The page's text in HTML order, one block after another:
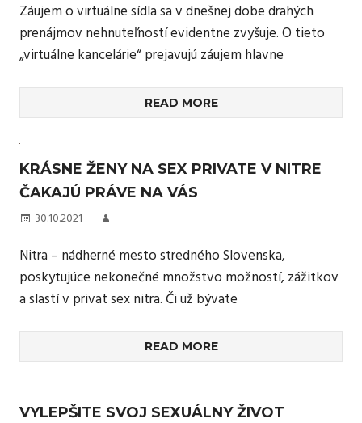
Záujem o virtuálne sídla sa v dnešnej dobe drahých
prenájmov nehnuteľností evidentne zvyšuje. O tieto
„virtuálne kancelárie“ prejavujú záujem hlavne
READ MORE
KRÁSNE ŽENY NA SEX PRIVATE V NITRE
ČAKAJÚ PRÁVE NA VÁS
30.10.2021
Nitra – nádherné mesto stredného Slovenska,
poskytujúce nekonečné množstvo možností, zážitkov
a slastí v privat sex nitra. Či už bývate
READ MORE
VYLEPŠITE SVOJ SEXUÁLNY ŽIVOT